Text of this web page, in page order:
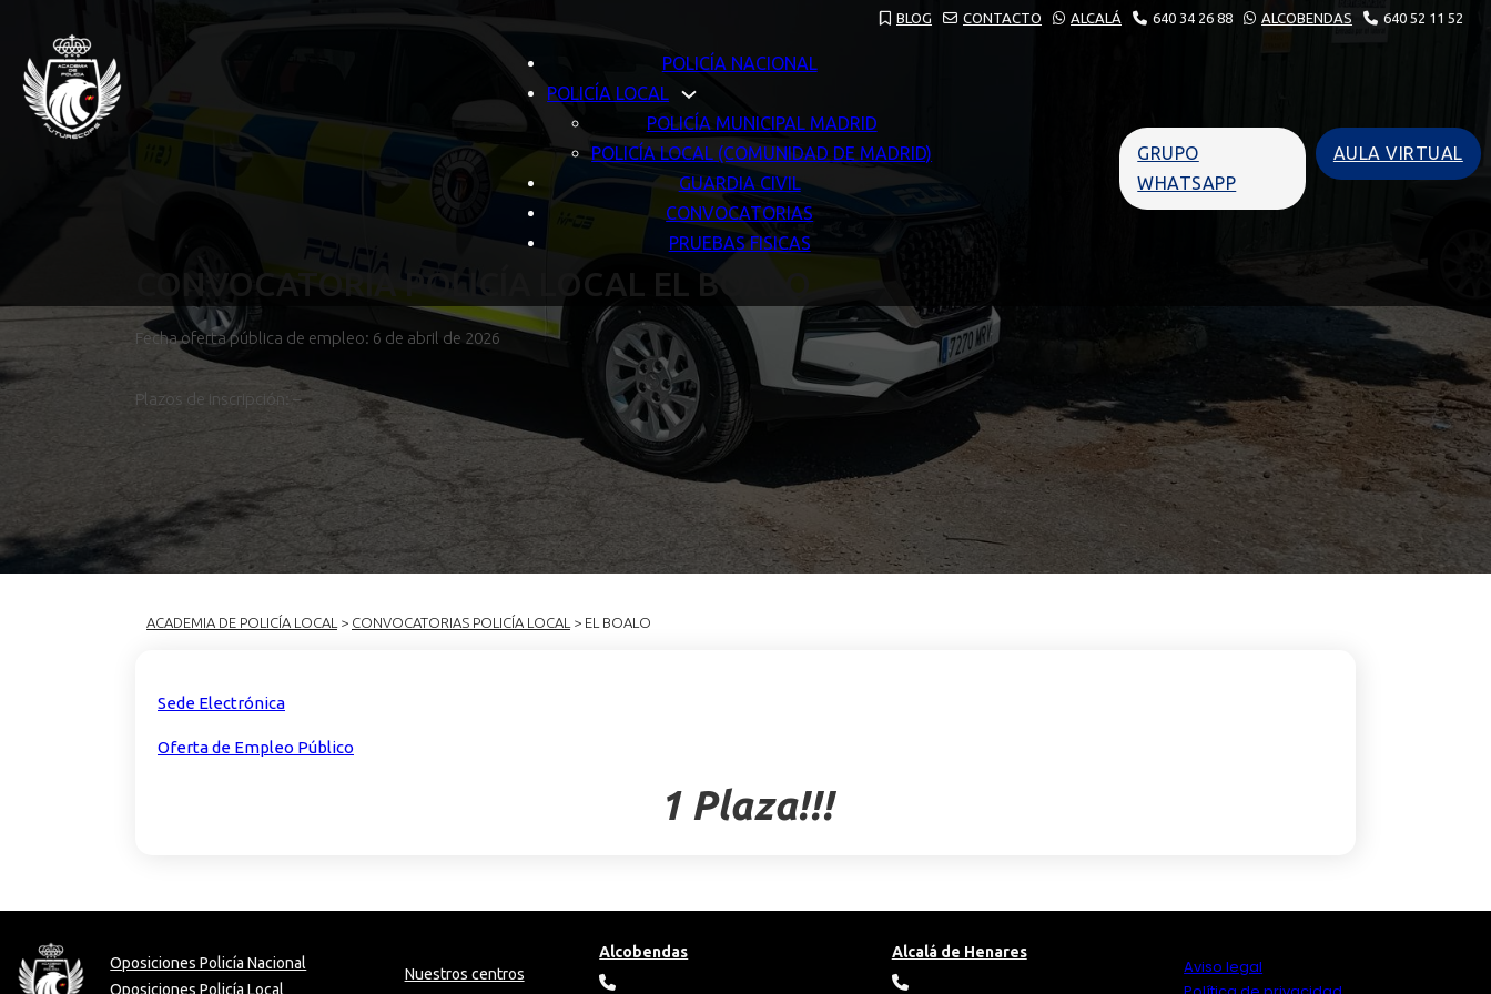
BLOG CONTACTO ALCALÁ 640 34 26 88 ALCOBENDAS 640 52 11 52
POLICÍA NACIONAL
POLICÍA LOCAL
POLICÍA MUNICIPAL MADRID
POLICÍA LOCAL (COMUNIDAD DE MADRID)
GUARDIA CIVIL
CONVOCATORIAS
PRUEBAS FISICAS
GRUPO
WHATSAPP
AULA VIRTUAL
CONVOCATORIA POLICÍA LOCAL EL BOALO
Fecha oferta pública de empleo: 6 de abril de 2026
Plazos de inscripción: –
ACADEMIA DE POLICÍA LOCAL > CONVOCATORIAS POLICÍA LOCAL > EL BOALO
Sede Electrónica
Oferta de Empleo Público
1 Plaza!!!
Oposiciones Policía Nacional
Oposiciones Policía Local
Nuestros centros
Alcobendas Alcalá de Henares
Aviso legal